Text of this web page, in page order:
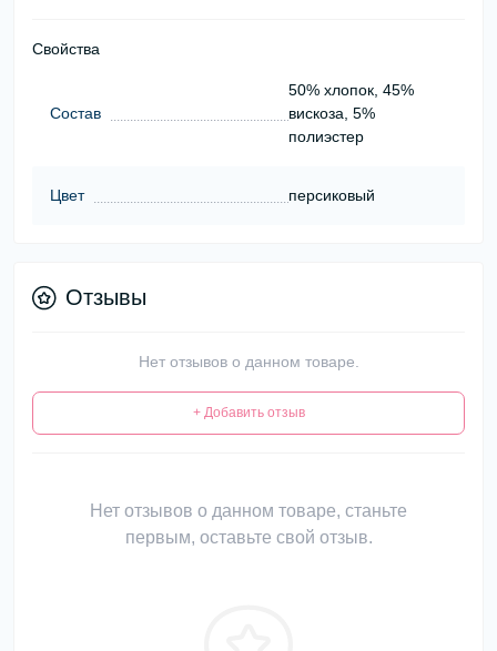
Свойства
Состав
50% хлопок, 45%
вискоза, 5%
полиэстер
Цвет персиковый
Отзывы
Нет отзывов о данном товаре.
+ Добавить отзыв
Нет отзывов о данном товаре, станьте
первым, оставьте свой отзыв.